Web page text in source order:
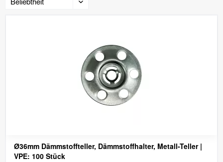
Ø36mm Dämmstoffteller, Dämmstoffhalter, Metall-Teller |
VPE: 100 Stück